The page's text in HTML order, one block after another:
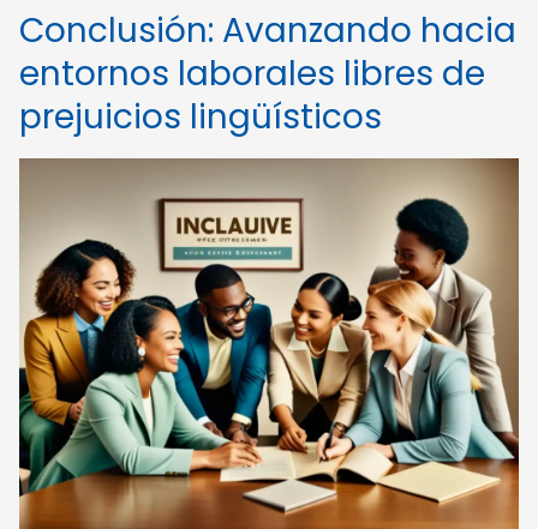
Conclusión: Avanzando hacia
entornos laborales libres de
prejuicios lingüísticos